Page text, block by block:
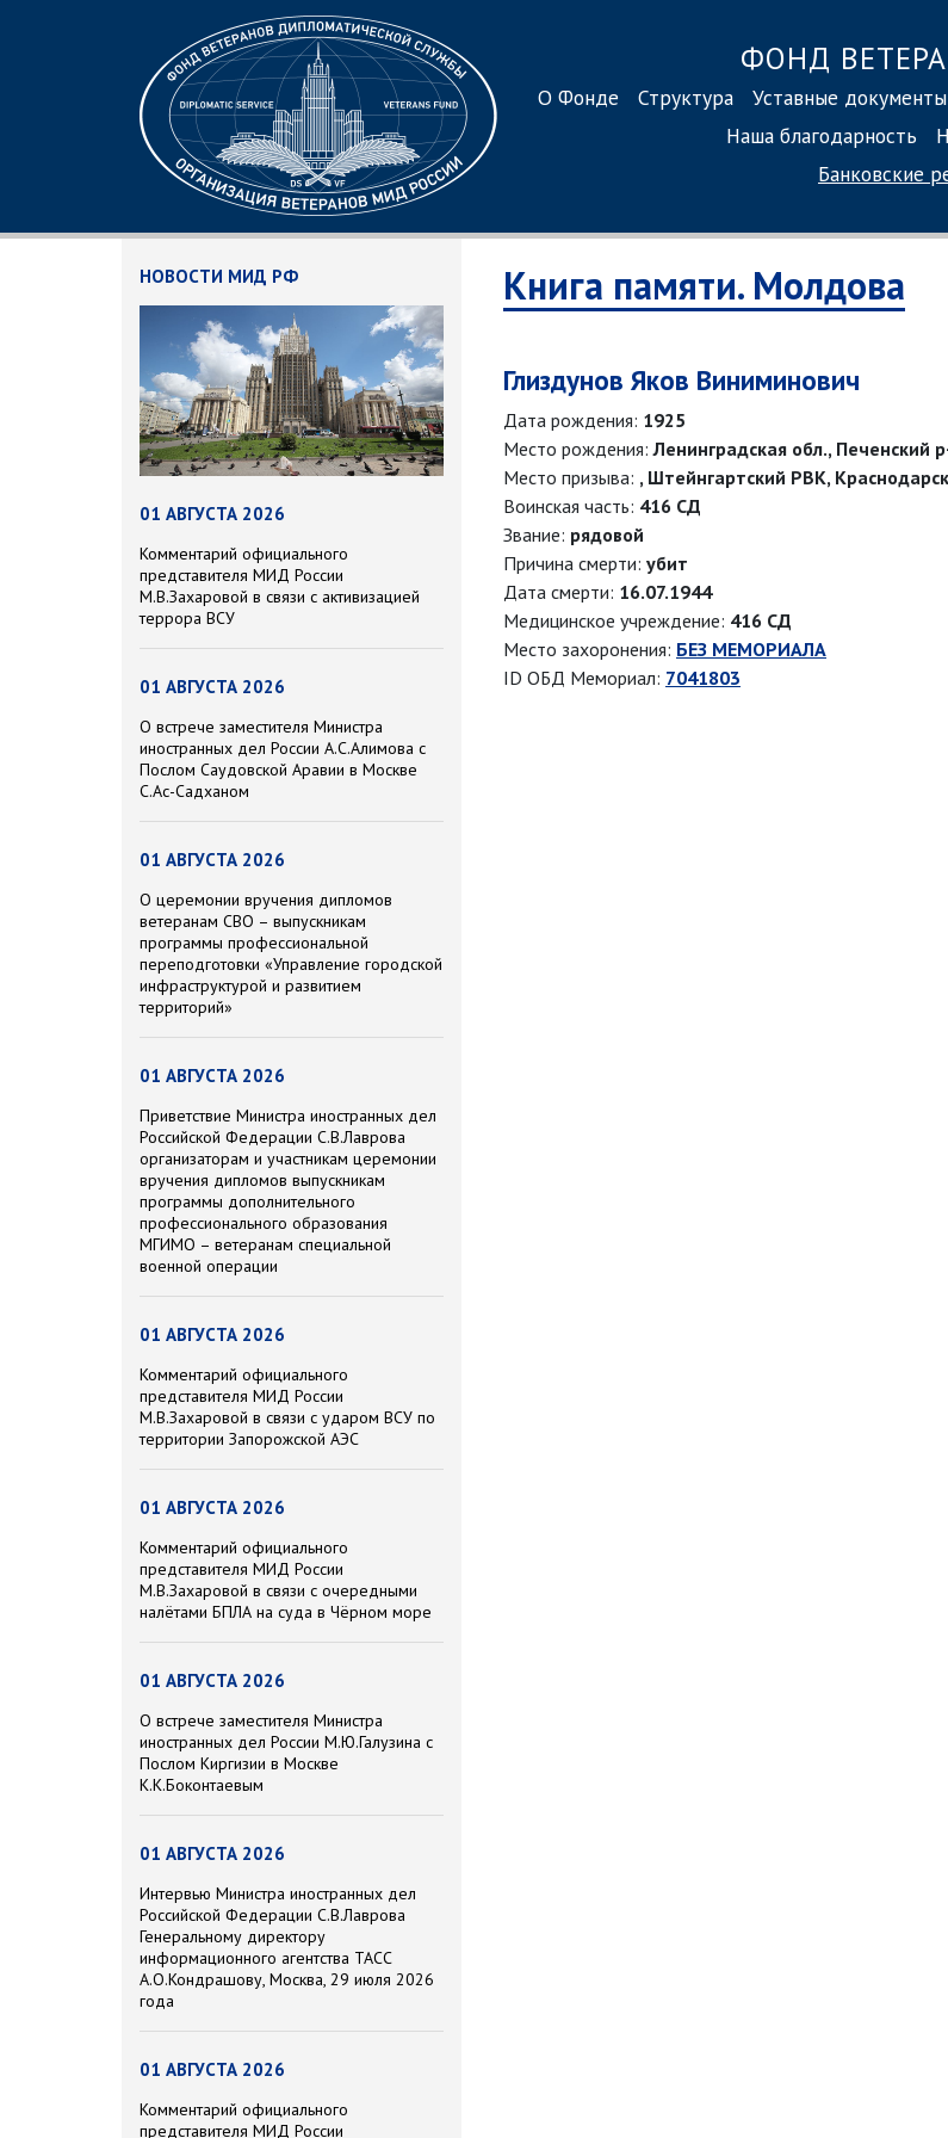
ФОНД
О Фонде Структура Уставные документы
Наша благодарность
Банковские
НОВОСТИ МИД РФ
01 АВГУСТА 2026
Комментарий официального
представителя МИД России
М.В.Захаровой в связи с активизацией
террора ВСУ
01 АВГУСТА 2026
О встрече заместителя Министра
иностранных дел России А.С.Алимова с
Послом Саудовской Аравии в Москве
С.Ас-Садханом
01 АВГУСТА 2026
О церемонии вручения дипломов
ветеранам СВО – выпускникам
программы профессиональной
переподготовки «Управление городской
инфраструктурой и развитием
территорий»
01 АВГУСТА 2026
Приветствие Министра иностранных дел
Российской Федерации С.В.Лаврова
организаторам и участникам церемонии
вручения дипломов выпускникам
программы дополнительного
профессионального образования
МГИМО – ветеранам специальной
военной операции
01 АВГУСТА 2026
Комментарий официального
представителя МИД России
М.В.Захаровой в связи с ударом ВСУ по
территории Запорожской АЭС
01 АВГУСТА 2026
Комментарий официального
представителя МИД России
М.В.Захаровой в связи с очередными
налётами БПЛА на суда в Чёрном море
01 АВГУСТА 2026
О встрече заместителя Министра
иностранных дел России М.Ю.Галузина с
Послом Киргизии в Москве
К.К.Боконтаевым
01 АВГУСТА 2026
Интервью Министра иностранных дел
Российской Федерации С.В.Лаврова
Генеральному директору
информационного агентства ТАСС
А.О.Кондрашову, Москва, 29 июля 2026
года
01 АВГУСТА 2026
Комментарий официального
представителя МИД России
Книга памяти. Молдова
Глиздунов Яков Виниминович
Дата рождения: 1925
Место рождения:Ленинградская обл., Печенский
Место призыва: , Штейнгартский РВК,
Воинская часть: 416 СД
Звание: рядовой
Причина смерти: убит
Дата смерти: 16.07.1944
Медицинское учреждение: 416 СД
Место захоронения: БЕЗ МЕМОРИАЛА
ID ОБД Мемориал: 7041803